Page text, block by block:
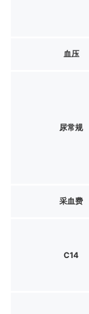
血压
尿常规
采血费
C14